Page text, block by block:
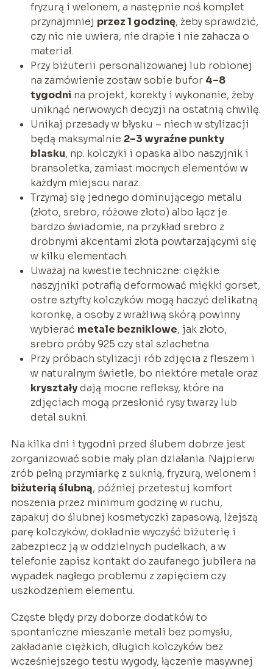
fryzurą i welonem, a następnie noś komplet
przynajmniej przez 1 godzinę, żeby sprawdzić,
czy nic nie uwiera, nie drapie i nie zahacza o
materiał.
Przy biżuterii personalizowanej lub robionej
na zamówienie zostaw sobie bufor 4–8
tygodni na projekt, korekty i wykonanie, żeby
uniknąć nerwowych decyzji na ostatnią chwilę.
Unikaj przesady w błysku – niech w stylizacji
będą maksymalnie 2–3 wyraźne punkty
blasku, np. kolczyki i opaska albo naszyjnik i
bransoletka, zamiast mocnych elementów w
każdym miejscu naraz.
Trzymaj się jednego dominującego metalu
(złoto, srebro, różowe złoto) albo łącz je
bardzo świadomie, na przykład srebro z
drobnymi akcentami złota powtarzającymi się
w kilku elementach.
Uważaj na kwestie techniczne: ciężkie
naszyjniki potrafią deformować miękki gorset,
ostre sztyfty kolczyków mogą haczyć delikatną
koronkę, a osoby z wrażliwą skórą powinny
wybierać metale bezniklowe, jak złoto,
srebro próby 925 czy stal szlachetna.
Przy próbach stylizacji rób zdjęcia z fleszem i
w naturalnym świetle, bo niektóre metale oraz
kryształydają mocne refleksy, które na
zdjęciach mogą przesłonić rysy twarzy lub
detal sukni.
Na kilka dni i tygodni przed ślubem dobrze jest
zorganizować sobie mały plan działania. Najpierw
zrób pełną przymiarkę z suknią, fryzurą, welonem i
biżuterią ślubną, później przetestuj komfort
noszenia przez minimum godzinę w ruchu,
zapakuj do ślubnej kosmetyczki zapasową, lżejszą
parę kolczyków, dokładnie wyczyść biżuterię i
zabezpiecz ją w oddzielnych pudełkach, a w
telefonie zapisz kontakt do zaufanego jubilera na
wypadek nagłego problemu z zapięciem czy
uszkodzeniem elementu.
Częste błędy przy doborze dodatków to
spontaniczne mieszanie metali bez pomysłu,
zakładanie ciężkich, długich kolczyków bez
wcześniejszego testu wygody, łączenie masywnej